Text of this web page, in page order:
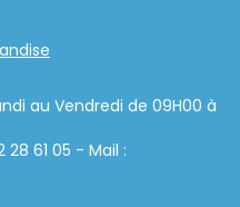
au Vendredi de 09H00 à
28 61 05 - Mail :